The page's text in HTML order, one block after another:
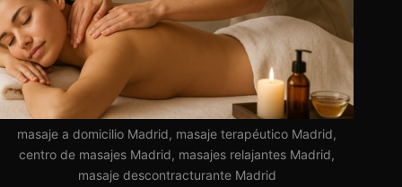
masaje a domicilio Madrid, masaje terapéutico Madrid,
centro de masajes Madrid, masajes relajantes Madrid,
masaje descontracturante Madrid